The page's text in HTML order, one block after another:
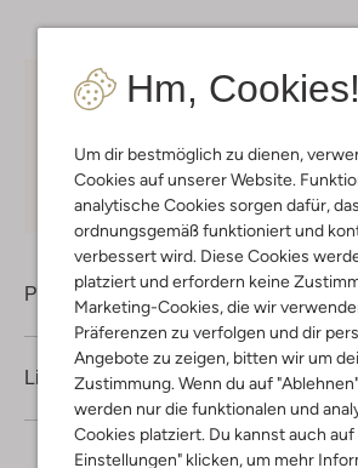
Hm, Cookies!
Um dir bestmöglich zu dienen,
Cookies auf unserer Website.
analytische Cookies sorgen dafür,
ordnungsgemäß funktioniert und
verbessert wird. Diese Cookies
platziert und erfordern keine
Marketing-Cookies, die wir
Präferenzen zu verfolgen und dir
Angebote zu zeigen, bitten wir um
Zustimmung. Wenn du auf
werden nur die funktionalen und
Cookies platziert. Du kannst auch auf
Einstellungen" klicken, um mehr
Kostenloser Versandab € 75 für Club-
Kauf auf Rechnung 30 Tagen
Produktinformation
Lieferung & Rückgabe